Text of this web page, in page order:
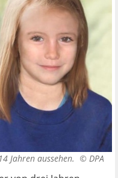
Jahren aussehen. © DPA